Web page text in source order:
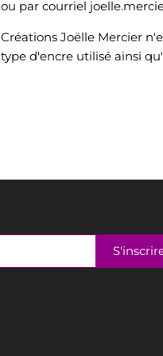
ou par courriel
Créations Joëlle Mercier
type d'encre utilisé ainsi